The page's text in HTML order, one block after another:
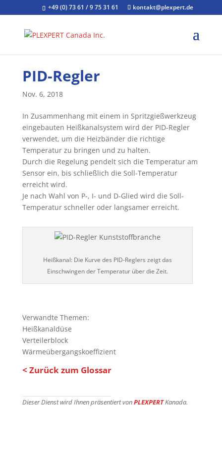
+49 (0) 73 61 / 9 75 31 61 kontakt@plexpert.de
PID-Regler
Nov. 6, 2018
In Zusammenhang mit einem in Spritzgießwerkzeug
eingebauten Heißkanalsystem wird der PID-Regler
verwendet, um die Heizbänder die richtige
Temperatur zu bringen und zu halten.
Durch die Regelung pendelt sich die Temperatur am
Sensor ein, bis schließlich die Soll-Temperatur
erreicht wird.
Je nach Wahl von P-, I- und D-Glied wird die Soll-
Temperatur schneller oder langsamer erreicht.
Heißkanal: Die Kurve des PID-Reglers zeigt das
Einschwingen der Temperatur über die Zeit.
Verwandte Themen:
Heißkanaldüse
Verteilerblock
Wärmeübergangskoeffizient
< Zurück zum Glossar
Dieser Dienst wird Ihnen präsentiert vonPLEXPERTKanada.